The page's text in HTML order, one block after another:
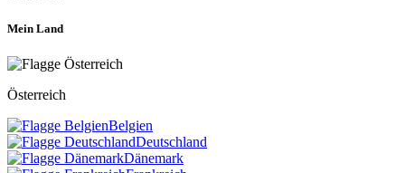
Mein Land
Österreich
Belgien
Deutschland
Dänemark